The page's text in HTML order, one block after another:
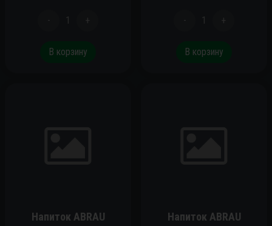
- 1 +
В корзину
- 1 +
В корзину
Напиток ABRAU
Напиток ABRAU